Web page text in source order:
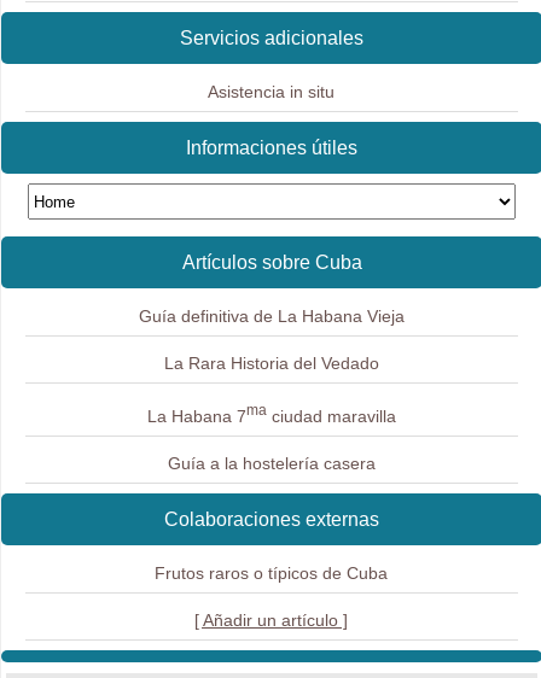
Servicios adicionales
Asistencia in situ
Informaciones útiles
Artículos sobre Cuba
Guía definitiva de La Habana Vieja
La Rara Historia del Vedado
La Habana 7maciudad maravilla
Guía a la hostelería casera
Colaboraciones externas
Frutos raros o típicos de Cuba
[ Añadir un artículo ]